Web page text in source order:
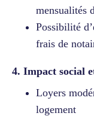
mensualités
Possibilité
frais de
4. Impact social
Loyers
logement